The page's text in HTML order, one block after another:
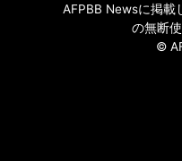
AFPBB Newsに掲載
の無断
©